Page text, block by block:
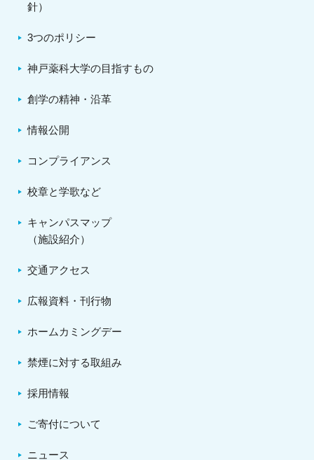
針）
3つのポリシー
神戸薬科大学の目指すもの
創学の精神・沿革
情報公開
コンプライアンス
校章と学歌など
キャンパスマップ
（施設紹介）
交通アクセス
広報資料・刊行物
ホームカミングデー
禁煙に対する取組み
採用情報
ご寄付について
ニュース